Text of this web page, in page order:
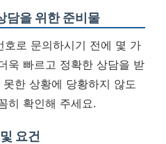
담을 위한 준비물
호로 문의하시기 전에 몇 가
욱 빠르고 정확한 상담을 받
한 상황에 당황하지 않도
히 확인해 주세요.
요건